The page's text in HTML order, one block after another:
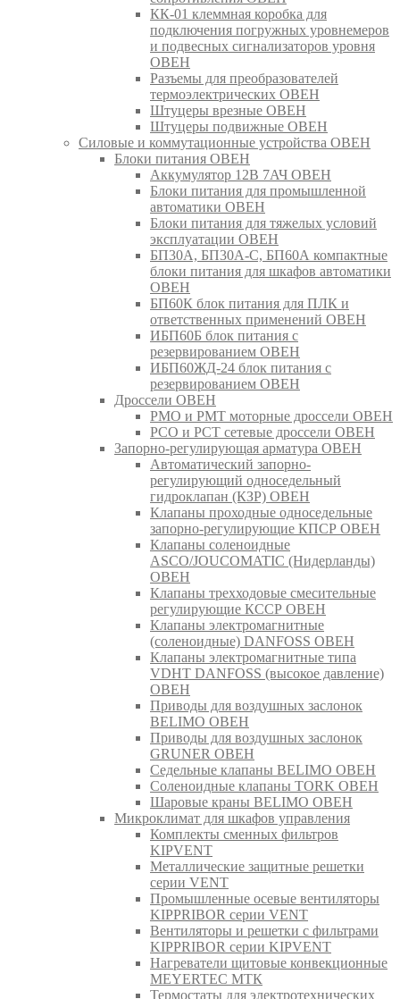
КК-01 клеммная коробка для
подключения погружных уровнемеров
и подвесных сигнализаторов уровня
ОВЕН
Разъемы для преобразователей
термоэлектрических ОВЕН
Штуцеры врезные ОВЕН
Штуцеры подвижные ОВЕН
Силовые и коммутационные устройства ОВЕН
Блоки питания ОВЕН
Аккумулятор 12В 7АЧ ОВЕН
Блоки питания для промышленной
автоматики ОВЕН
Блоки питания для тяжелых условий
эксплуатации ОВЕН
БП30А, БП30А-С, БП60А компактные
блоки питания для шкафов автоматики
ОВЕН
БП60К блок питания для ПЛК и
ответственных применений ОВЕН
ИБП60Б блок питания с
резервированием ОВЕН
ИБП60ЖД-24 блок питания с
резервированием ОВЕН
Дроссели ОВЕН
РМО и РМТ моторные дроссели ОВЕН
РСО и РСТ сетевые дроссели ОВЕН
Запорно-регулирующая арматура ОВЕН
Автоматический запорно-
регулирующий односедельный
гидроклапан (КЗР) ОВЕН
Клапаны проходные односедельные
запорно-регулирующие КПСР ОВЕН
Клапаны соленоидные
ASCO/JOUCOMATIC (Нидерланды)
ОВЕН
Клапаны трехходовые смесительные
регулирующие КССР ОВЕН
Клапаны электромагнитные
(соленоидные) DANFOSS ОВЕН
Клапаны электромагнитные типа
VDHT DANFOSS (высокое давление)
ОВЕН
Приводы для воздушных заслонок
BELIMO ОВЕН
Приводы для воздушных заслонок
GRUNER ОВЕН
Седельные клапаны BELIMO ОВЕН
Соленоидные клапаны TORK ОВЕН
Шаровые краны BELIMO ОВЕН
Микроклимат для шкафов управления
Комплекты сменных фильтров
KIPVENT
Металлические защитные решетки
серии VENT
Промышленные осевые вентиляторы
KIPPRIBOR серии VENT
Вентиляторы и решетки с фильтрами
KIPPRIBOR серии KIPVENT
Нагреватели щитовые конвекционные
MEYERTEC МТК
Термостаты для электротехнических